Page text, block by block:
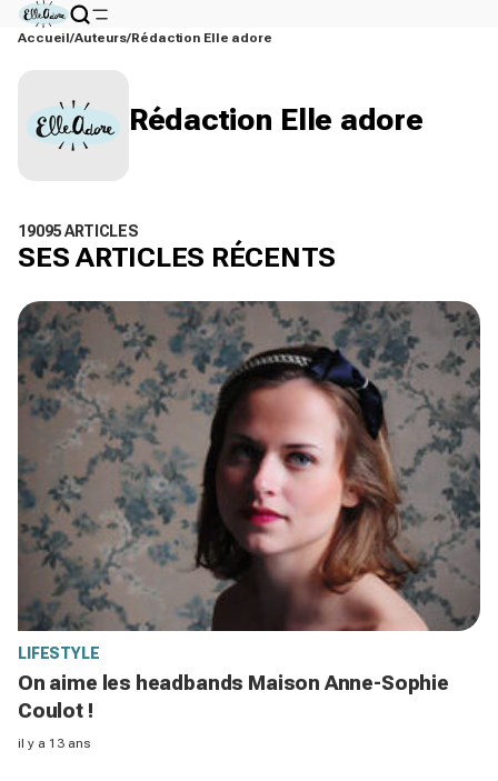
Accueil Auteurs Rédaction Elle adore
Rédaction Elle adore
19095 ARTICLES
SES ARTICLES RÉCENTS
LIFESTYLE
On aime les headbands Maison Anne-Sophie
Coulot !
il y a 13 ans